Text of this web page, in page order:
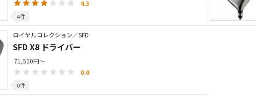
4.3
4件
ロイヤルコレクション／SFD
SFD X8 ドライバー
71,500円～
0.0
0件